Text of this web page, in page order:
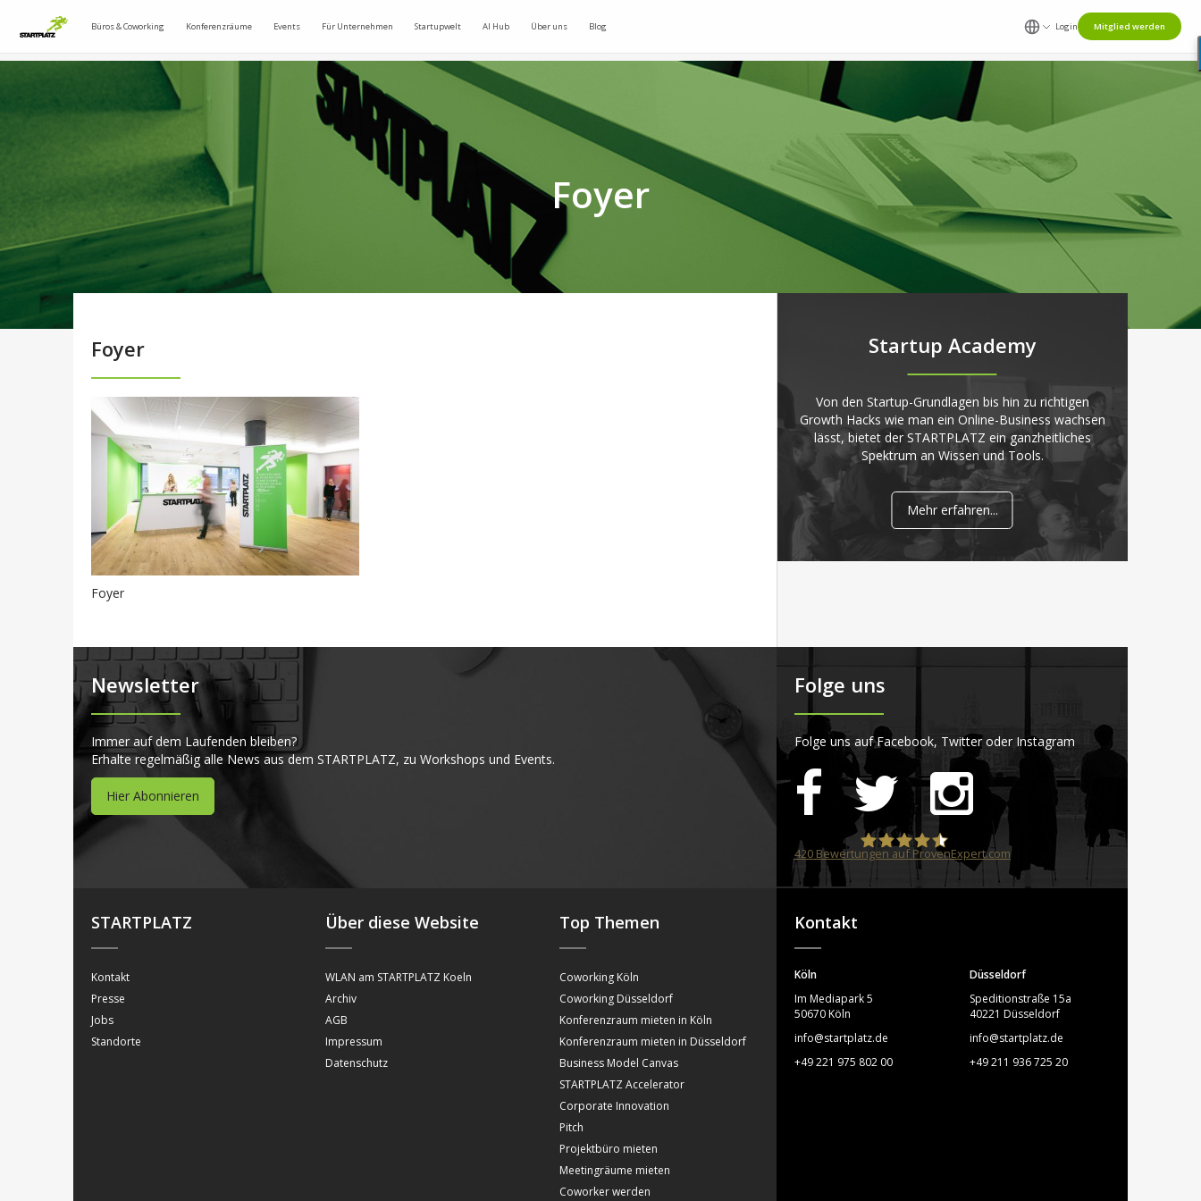
Büros & Coworking Konferenzräume Events Für Unternehmen Startupwelt AI Hub Über uns Blog Login Mitglied werden
Foyer
Foyer
Foyer
Startup Academy
Von den Startup-Grundlagen bis hin zu richtigen
Growth Hacks wie man ein Online-Business wachsen
lässt, bietet der STARTPLATZ ein ganzheitliches
Spektrum an Wissen und Tools.
Mehr erfahren...
Newsletter
Immer auf dem Laufenden bleiben?
Erhalte regelmäßig alle News aus dem STARTPLATZ, zu Workshops und Events.
Hier Abonnieren
Folge uns
Folge uns auf Facebook, Twitter oder Instagram
STARTPLATZ
420Bewertungen auf ProvenExpert.com
STARTPLATZ
Kontakt
Presse
Jobs
Standorte
Über diese Website
WLAN am STARTPLATZ Koeln
Archiv
AGB
Impressum
Datenschutz
Top Themen
Coworking Köln
Coworking Düsseldorf
Konferenzraum mieten in Köln
Konferenzraum mieten in Düsseldorf
Business Model Canvas
STARTPLATZ Accelerator
Corporate Innovation
Pitch
Projektbüro mieten
Meetingräume mieten
Coworker werden
Kontakt
Köln
Im Mediapark 5
50670 Köln
info@startplatz.de
+49 221 975 802 00
Düsseldorf
Speditionstraße 15a
40221 Düsseldorf
info@startplatz.de
+49 211 936 725 20